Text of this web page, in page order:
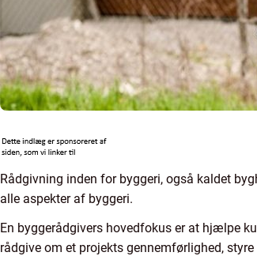
Rådgivning inden for byggeri, også kaldet
alle aspekter af byggeri.
En byggerådgivers hovedfokus er at hjælpe
rådgive om et projekts gennemførlighed,